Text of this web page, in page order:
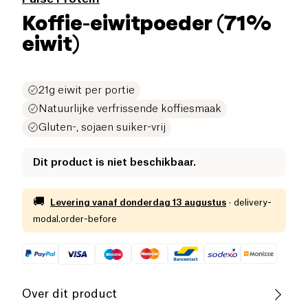
Koffie-eiwitpoeder (71%
eiwit)
21g eiwit per portie
Natuurlijke verfrissende koffiesmaak
Gluten-, sojaen suiker-vrij
Dit product is niet beschikbaar.
🚚 Levering vanaf donderdag 13 augustus · delivery-
modal.order-before
Over dit product